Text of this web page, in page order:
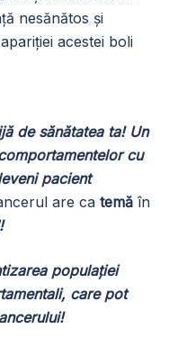
nesănătos și
acestei boli
de sănătatea ta! Un
cu
pacient
are ca temă în
populației
care pot